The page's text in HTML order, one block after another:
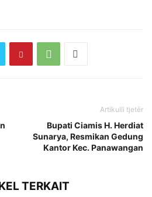
Artikulli tjetër
Bupati Ciamis H. Herdiat
Sunarya, Resmikan Gedung
Kantor Kec. Panawangan
TERKAIT